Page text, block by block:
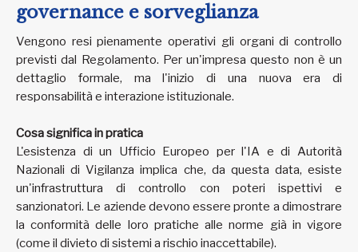
governance e sorveglianza
Vengono resi pienamente operativi gli organi di controllo
previsti dal Regolamento. Per un'impresa questo non è un
dettaglio formale, ma l'inizio di una nuova era di
responsabilità e interazione istituzionale.
Cosa significa in pratica
L'esistenza di un Ufficio Europeo per l'IA e di Autorità
Nazionali di Vigilanza implica che, da questa data, esiste
un'infrastruttura di controllo con poteri ispettivi e
sanzionatori. Le aziende devono essere pronte a dimostrare
la conformità delle loro pratiche alle norme già in vigore
(come il divieto di sistemi a rischio inaccettabile).